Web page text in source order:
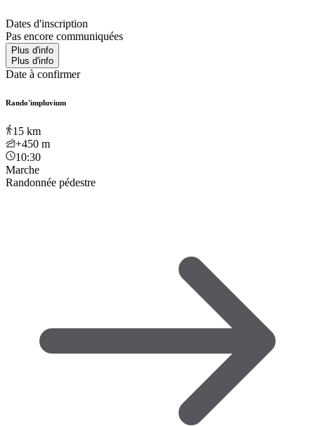
Dates d'inscription
Pas encore communiquées
Plus d'info
Plus d'info
Date à confirmer
Rando'impluvium
15 km
+450 m
10:30
Marche
Randonnée pédestre